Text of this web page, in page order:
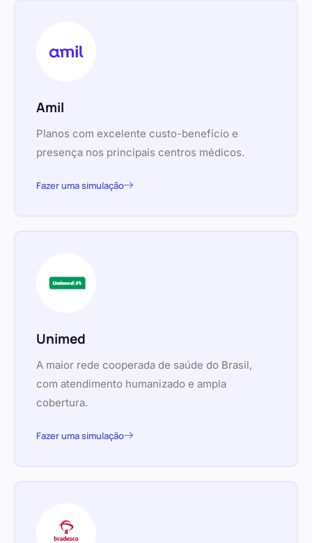
Amil
Planos com excelente custo-benefício e
presença nos principais centros médicos.
Fazer uma simulação
Unimed
A maior rede cooperada de saúde do Brasil,
com atendimento humanizado e ampla
cobertura.
Fazer uma simulação